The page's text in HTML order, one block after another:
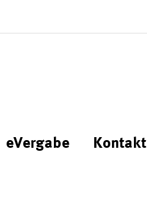
eVergabe Kontakt